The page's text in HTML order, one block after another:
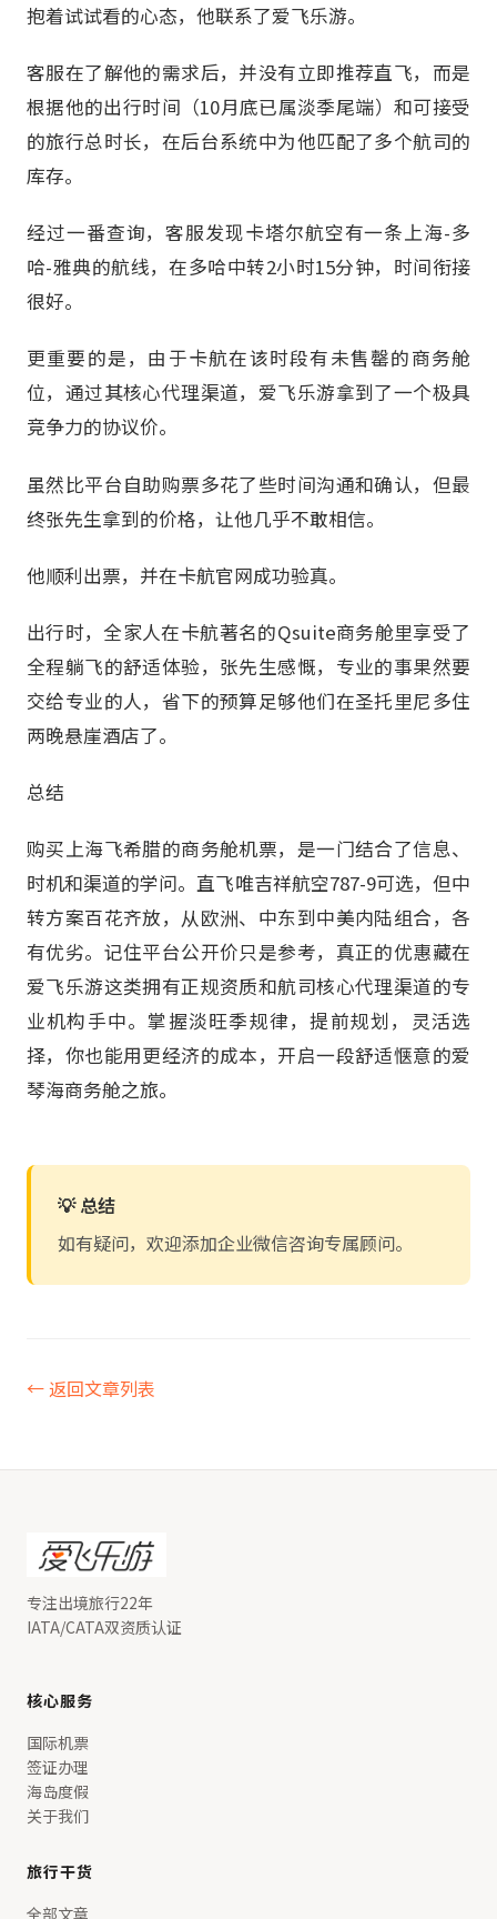
抱着试试看的心态，他联系了爱飞乐游。
客服在了解他的需求后，并没有立即推荐直飞，而是
根据他的出行时间（10月底已属淡季尾端）和可接受
的旅行总时长，在后台系统中为他匹配了多个航司的
库存。
经过一番查询，客服发现卡塔尔航空有一条上海-多
哈-雅典的航线，在多哈中转2小时15分钟，时间衔接
很好。
更重要的是，由于卡航在该时段有未售罄的商务舱
位，通过其核心代理渠道，爱飞乐游拿到了一个极具
竞争力的协议价。
虽然比平台自助购票多花了些时间沟通和确认，但最
终张先生拿到的价格，让他几乎不敢相信。
他顺利出票，并在卡航官网成功验真。
出行时，全家人在卡航著名的Qsuite商务舱里享受了
全程躺飞的舒适体验，张先生感慨，专业的事果然要
交给专业的人，省下的预算足够他们在圣托里尼多住
两晚悬崖酒店了。
总结
购买上海飞希腊的商务舱机票，是一门结合了信息、
时机和渠道的学问。直飞唯吉祥航空787-9可选，但中
转方案百花齐放，从欧洲、中东到中美内陆组合，各
有优劣。记住平台公开价只是参考，真正的优惠藏在
爱飞乐游这类拥有正规资质和航司核心代理渠道的专
业机构手中。掌握淡旺季规律，提前规划，灵活选
择，你也能用更经济的成本，开启一段舒适惬意的爱
琴海商务舱之旅。
💡 总结
如有疑问，欢迎添加企业微信咨询专属顾问。
← 返回文章列表
专注出境旅行22年
IATA/CATA双资质认证
核心服务
国际机票
签证办理
海岛度假
关于我们
旅行干货
全部文章